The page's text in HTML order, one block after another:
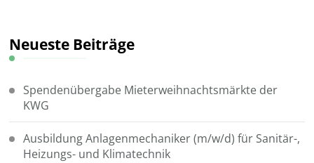
Neueste Beiträge
Spendenübergabe Mieterweihnachtsmärkte der
KWG
Ausbildung Anlagenmechaniker (m/w/d) für Sanitär-,
Heizungs- und Klimatechnik